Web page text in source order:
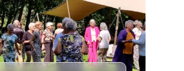
Voor
Cultuur op school